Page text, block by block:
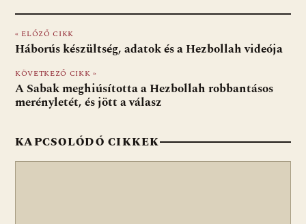
e
b
o
o
k
er at
s
A
p
p
d
di
ai
l
t za
m
g
« ELŐZŐ CIKK
Háborús készültség, adatok és a Hezbollah videója
KÖVETKEZŐ CIKK »
A Sabak meghiúsította a Hezbollah robbantásos
merényletét, és jött a válasz
KAPCSOLÓDÓ CIKKEK